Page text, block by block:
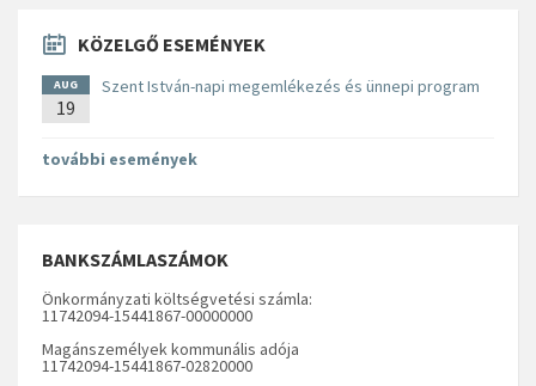
KÖZELGŐ ESEMÉNYEK
AUG
19
Szent István-napi megemlékezés és ünnepi program
további események
BANKSZÁMLASZÁMOK
Önkormányzati költségvetési számla:
11742094-15441867-00000000
Magánszemélyek kommunális adója
11742094-15441867-02820000